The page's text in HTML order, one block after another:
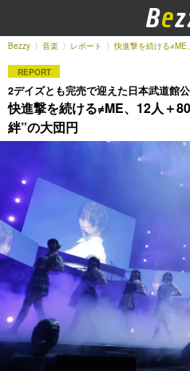
Bezzy 音楽 レポート 快進撃を続ける≠ME
REPORT
2デイズとも完売で迎えた日本武道館
快進撃を続ける≠ME、12人＋
絆”の大団円